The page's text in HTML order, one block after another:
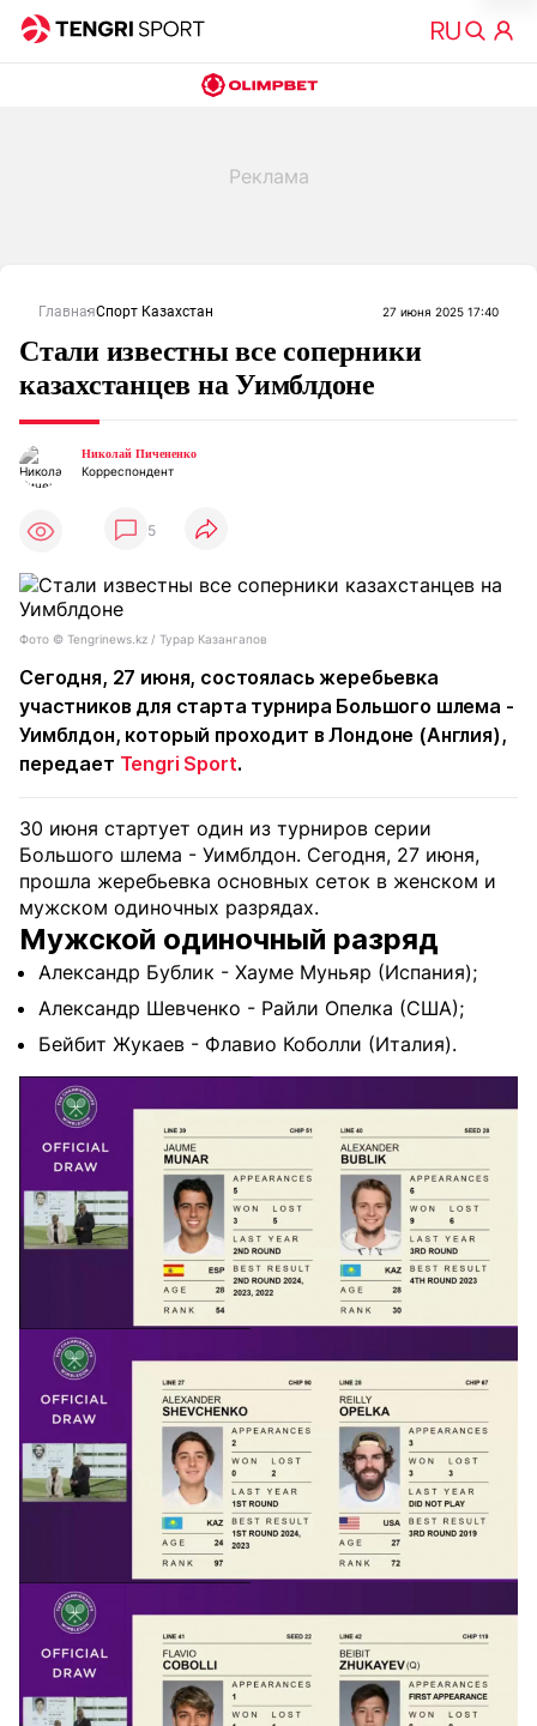
ГлавнаяСпорт Казахстан 27 июня 2025 17:40
Стали известны все соперники
казахстанцев на Уимблдоне
Николай Пичененко
Корреспондент
5
Фото ©️ Tengrinews.kz / Турар Казангапов
Сегодня, 27 июня, состоялась жеребьевка
участников для старта турнира Большого шлема -
Уимблдон, который проходит в Лондоне (Англия),
передает Tengri Sport.
30 июня стартует один из турниров серии
Большого шлема - Уимблдон. Сегодня, 27 июня,
прошла жеребьевка основных сеток в женском и
мужском одиночных разрядах.
Мужской одиночный разряд
Александр Бублик - Хауме Муньяр (Испания);
Александр Шевченко - Райли Опелка (США);
Бейбит Жукаев - Флавио Коболли (Италия).